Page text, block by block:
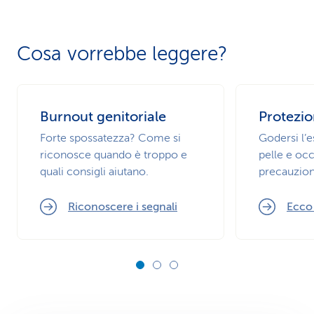
Cosa vorrebbe leggere?
Burnout genitoriale
Forte spossatezza? Come si
riconosce quando è troppo e
quali consigli aiutano.
Riconoscere i segnali
Godersi
pelle e